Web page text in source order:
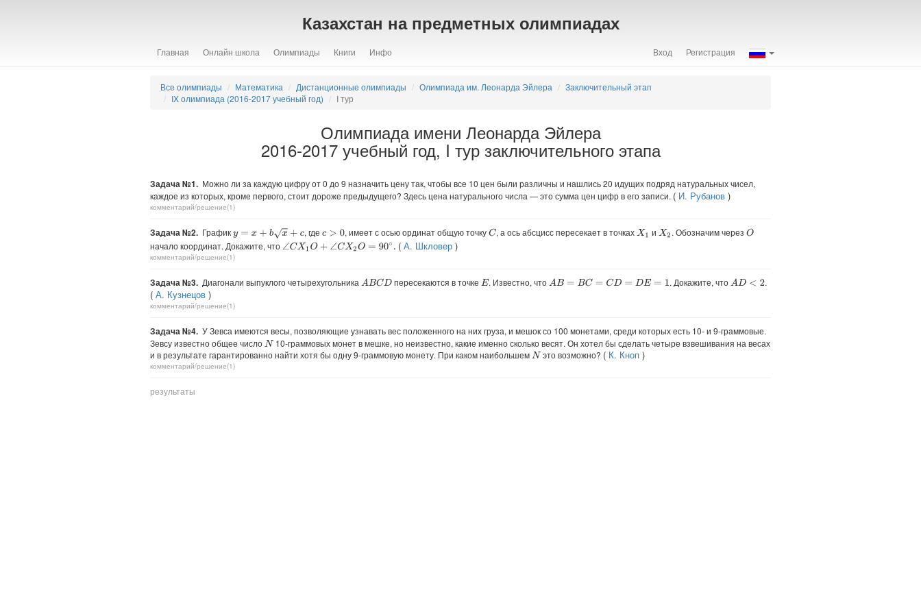
Казахстан на предметных олимпиадах
Главная Онлайн школа Олимпиады Книги Инфо Вход Регистрация
Все олимпиады Математика Дистанционные олимпиады Олимпиада им. Леонарда Эйлера
Заключительный этап
IX олимпиада (2016-2017 учебный год)
I тур
Олимпиада имени Леонарда Эйлера
2016-2017 учебный год, I тур заключительного этапа
Задача №1. Можно ли за каждую цифру от 0 до 9 назначить цену так, чтобы все 10 цен были различны и нашлись 20 идущих подряд натуральных чисел,
каждое из которых, кроме первого, стоит дороже предыдущего? Здесь цена натурального числа — это сумма цен цифр в его записи. ( И. Рубанов )
комментарий/решение(1)
Задача №2. Графикy=x+ bx +c , где c>0 , имеет с осью ординат общую точкуC, а ось абсцисс пересекает в точкахX1 и X2 . Обозначим через O
начало координат. Докажите, что ∠CX1O+∠CX2O=90∘ . ( А. Шкловер)
комментарий/решение(1)
Задача №3. Диагонали выпуклого четырехугольника ABCD пересекаются в точке E . Известно, что AB= BC =CD =D E=1 . Докажите, чтоAD< 2 .
( А. Кузнецов )
комментарий/решение(1)
Задача №4. У Зевса имеются весы, позволяющие узнавать вес положенного на них груза, и мешок со 100 монетами, среди которых есть 10- и 9-граммовые.
Зевсу известно общее числоN 10-граммовых монет в мешке, но неизвестно, какие именно сколько весят. Он хотел бы сделать четыре взвешивания на весах
и в результате гарантированно найти хотя бы одну 9-граммовую монету. При каком наибольшемN это возможно? ( К. Кноп)
комментарий/решение(1)
результаты